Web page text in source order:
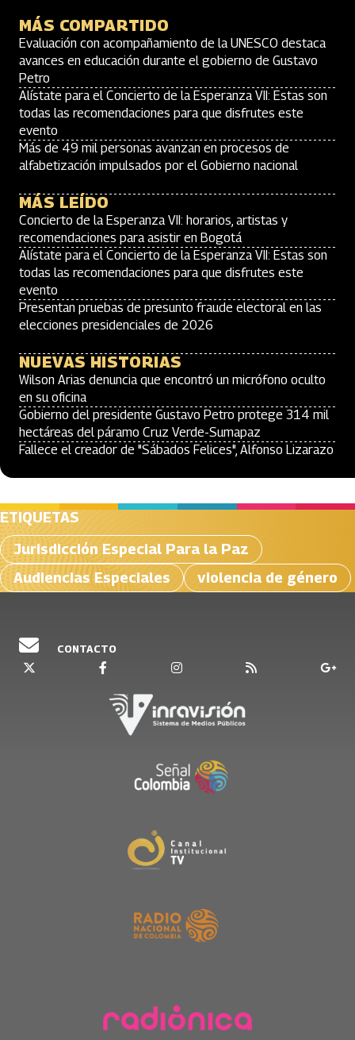
MÁS COMPARTIDO
Evaluación con acompañamiento de la UNESCO destaca
avances en educación durante el gobierno de Gustavo
Petro
Alístate para el Concierto de la Esperanza VII: Estas son
todas las recomendaciones para que disfrutes este
evento
Más de 49 mil personas avanzan en procesos de
alfabetización impulsados por el Gobierno nacional
MÁS LEÍDO
Concierto de la Esperanza VII: horarios, artistas y
recomendaciones para asistir en Bogotá
Alístate para el Concierto de la Esperanza VII: Estas son
todas las recomendaciones para que disfrutes este
evento
Presentan pruebas de presunto fraude electoral en las
elecciones presidenciales de 2026
NUEVAS HISTORIAS
Wilson Arias denuncia que encontró un micrófono oculto
en su oficina
Gobierno del presidente Gustavo Petro protege 314 mil
hectáreas del páramo Cruz Verde-Sumapaz
Fallece el creador de "Sábados Felices", Alfonso Lizarazo
ETIQUETAS
Jurisdicción Especial Para la Paz
Audiencias Especiales
violencia de género
CONTACTO